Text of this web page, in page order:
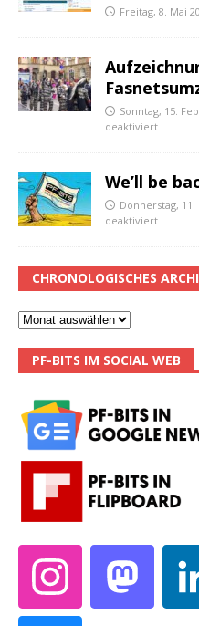
Freitag, 8. Mai
Sonntag, 15.
deaktiviert
We’ll be
Donnerstag,
deaktiviert
CHRONOLOGISCHES
PF-BITS IM SOCIAL WEB